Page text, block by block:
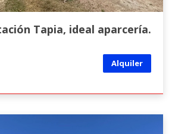
Tapia, ideal aparcería.
Alquiler